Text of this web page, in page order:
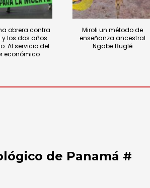
obrera contra
los dos años
Al servicio del
económico
Miroli un método de
enseñanza ancestral
Ngäbe Buglé
de Panamá #